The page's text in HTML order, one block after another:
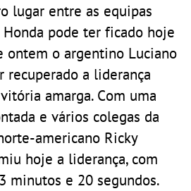
lugar entre as equipas
pode ter ficado hoje
ontem o argentino Luciano
recuperado a liderança
amarga. Com uma
e vários colegas da
americano Ricky
hoje a liderança, com
minutos e 20 segundos.